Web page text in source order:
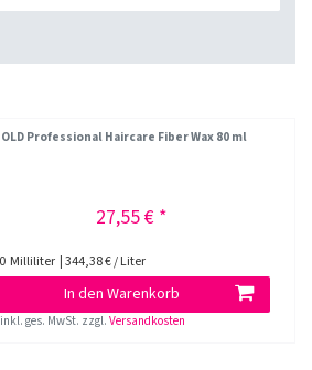
Professional Haircare Fiber Wax 80 ml
27,55 € *
Milliliter | 344,38 € / Liter
In den Warenkorb
inkl. ges. MwSt. zzgl.Versandkosten